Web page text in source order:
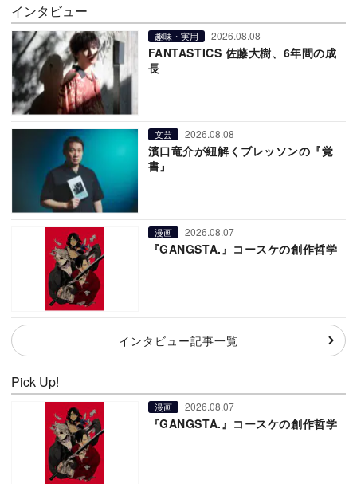
インタビュー
趣味・実用 2026.08.08
FANTASTICS 佐藤大樹、6年間の成
長
文芸 2026.08.08
濱口竜介が紐解くブレッソンの『覚
書』
漫画 2026.08.07
『GANGSTA.』コースケの創作哲学
インタビュー記事一覧
Pick Up!
漫画 2026.08.07
『GANGSTA.』コースケの創作哲学